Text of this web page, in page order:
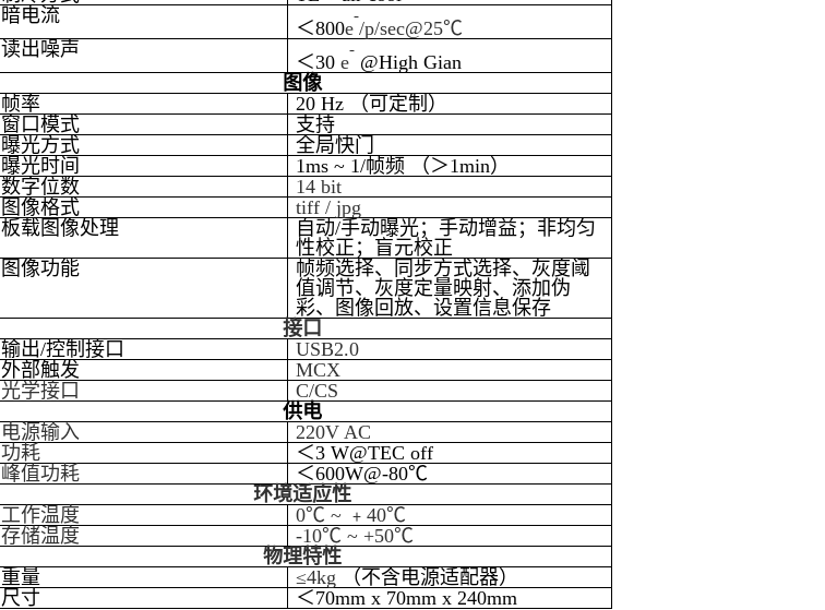
暗电流
＜800e
-
/p/sec@25℃
读出噪声
＜30 e
-
@High Gian
图像
帧率
20 Hz （可定制）
窗口模式
支持
曝光方式
全局快门
曝光时间
1ms ~ 1/帧频 （＞1min）
数字位数
14 bit
图像格式
tiff / jpg
板载图像处理
自动/手动曝光；手动增益；非均匀
性校正；盲元校正
图像功能
帧频选择、同步方式选择、灰度阈
值调节、灰度定量映射、添加伪
彩、图像回放、设置信息保存
接口
输出/控制接口
USB2.0
外部触发
MCX
光学接口
C/CS
供电
电源输入
220V AC
功耗
＜3 W@TEC off
峰值功耗
＜600W@-80℃
环境适应性
工作温度
0℃ ~ ﹢40℃
存储温度
-10℃ ~ +50℃
物理特性
重量
≤4kg （不含电源适配器）
尺寸
＜70mm x 70mm x 240mm